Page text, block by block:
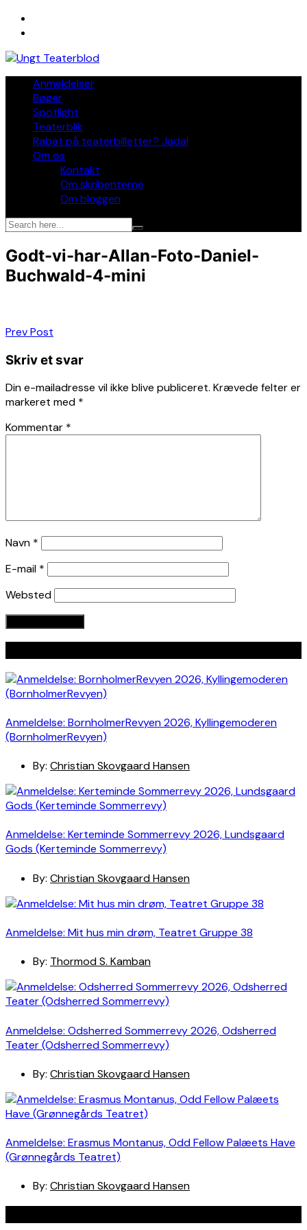
Skip
Anmeldelser
Bøger
Spotlight
Teaterblik
Rabat på teaterbilletter? Jada!
Om os
Kontakt
Om skribenterne
Om bloggen
Godt-vi-har-Allan-Foto-Daniel-
Buchwald-4-mini
Indlægsnavigation
Prev Post
Skriv et svar
Din e-mailadresse vil ikke blive publiceret. Krævede felter er
markeret med *
Kommentar *
Navn *
E-mail *
Websted
Anmeldelse: BornholmerRevyen 2026, Kyllingemoderen
(BornholmerRevyen)
By: Christian Skovgaard Hansen
Anmeldelse: Kerteminde Sommerrevy 2026, Lundsgaard
Gods (Kerteminde Sommerrevy)
By: Christian Skovgaard Hansen
Anmeldelse: Mit hus min drøm, Teatret Gruppe 38
By: Thormod S. Kamban
Anmeldelse: Odsherred Sommerrevy 2026, Odsherred
Teater (Odsherred Sommerrevy)
By: Christian Skovgaard Hansen
Anmeldelse: Erasmus Montanus, Odd Fellow Palæets Have
(Grønnegårds Teatret)
By: Christian Skovgaard Hansen